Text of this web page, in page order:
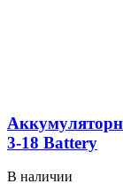
3-18 Battery
В наличии